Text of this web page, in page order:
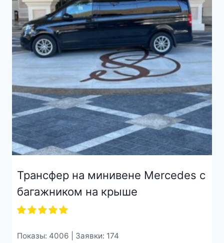
Трансфер на минивене Mercedes с
багажником на крыше
Показы: 4006 | Заявки: 174